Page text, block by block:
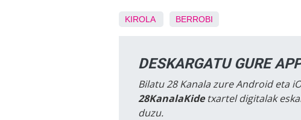
KIROLA BERROBI
DESKARGATU GURE
Bilatu 28 Kanala zure Android eta
28KanalaKidetxartel digitalak
duzu.